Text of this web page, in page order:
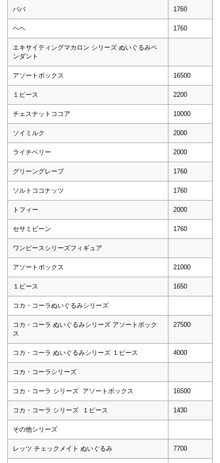
ババ 1760
ヘヘ 1760
エキサイティングマカロン シリーズ ぬいぐるみペ
ンダント
アソートボックス 16500
１ピース 2200
チェスナットココア 10000
ソイミルク 2000
ライチベリー 2000
グリーングレープ 1760
ソルトココナッツ 1760
トフィー 2000
セサミビーン 1760
ワンピースシリーズフィギュア
アソートボックス 21000
１ピース 1650
コカ・コーラぬいぐるみシリーズ
コカ・コーラ ぬいぐるみシリーズ アソートボック
ス
27500
コカ・コーラ ぬいぐるみシリーズ １ピース 4000
コカ・コーラシリーズ
コカ・コーラ シリーズ アソートボックス 16500
コカ・コーラ シリーズ １ピース 1430
その他シリーズ
レッツ チェックメイト ぬいぐるみ 7700